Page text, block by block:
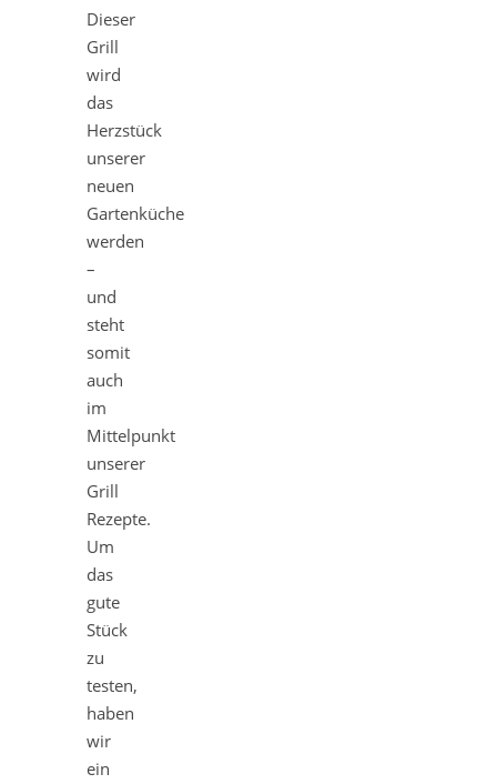
Dieser
Grill
wird
das
Herzstück
unserer
neuen
Gartenküche
werden
–
und
steht
somit
auch
im
Mittelpunkt
unserer
Grill
Rezepte.
Um
das
gute
Stück
zu
testen,
haben
wir
ein